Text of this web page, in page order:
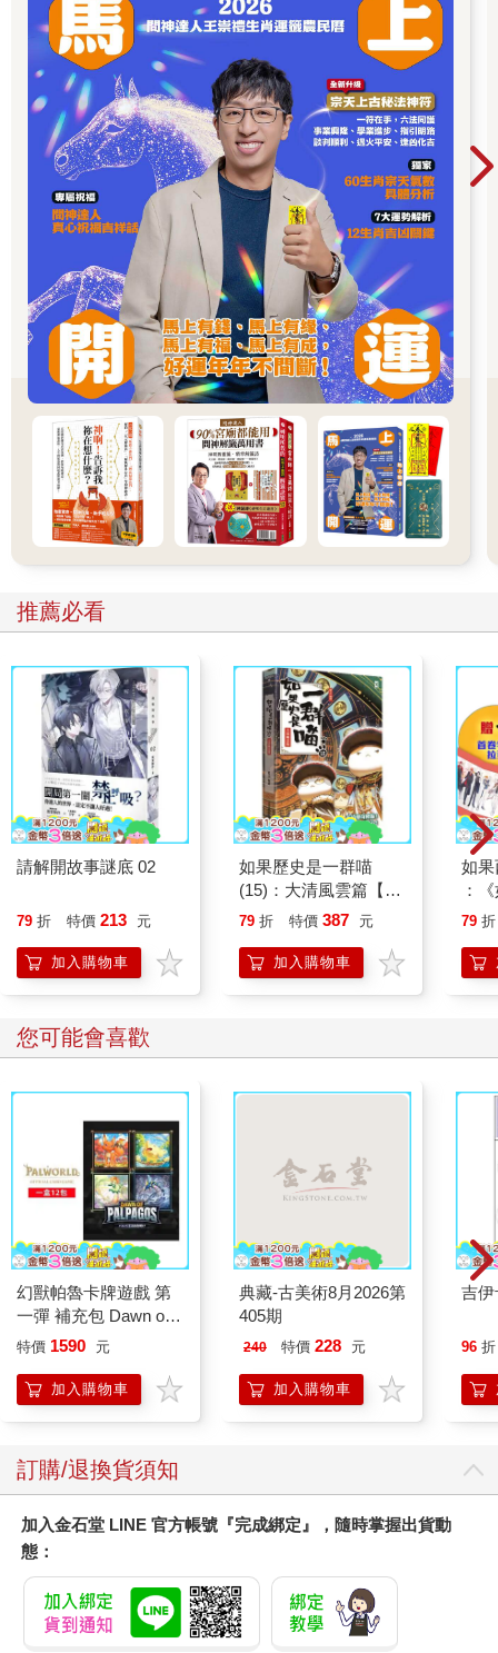
推薦必看
請解開故事謎底 02
79 折 特價 213 元
加入購物車
如果歷史是一群喵
(15)：大清風雲篇【萌
貓漫畫學歷史】
79 折 特價 387 元
加入購物車
如
：
喵
79 折
您可能會喜歡
幻獸帕魯卡牌遊戲 第
一彈 補充包 Dawn of
Palpagos（日文版一
特價 1590 元
加入購物車
典藏-古美術8月2026第
405期
240 特價 228 元
加入購物車
吉
96 折
訂購/退換貨須知
加入金石堂 LINE 官方帳號『完成綁定』，隨時掌握出貨動
態：